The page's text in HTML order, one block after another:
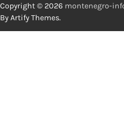
Copyright © 2026 montenegro-
By Artify Themes.